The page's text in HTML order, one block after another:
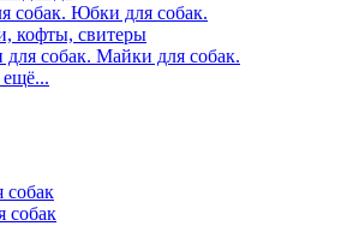
собак. Юбки для собак.
кофты, свитеры
собак. Майки для собак.
собак
собак